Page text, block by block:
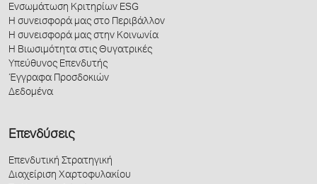
Ενσωμάτωση Κριτηρίων ESG
Η συνεισφορά μας στο Περιβάλλον
Η συνεισφορά μας στην Κοινωνία
Η Βιωσιμότητα στις Θυγατρικές
Υπεύθυνος Επενδυτής
Έγγραφα Προσδοκιών
Δεδομένα
Επενδύσεις
Επενδυτική Στρατηγική
Διαχείριση Χαρτοφυλακίου